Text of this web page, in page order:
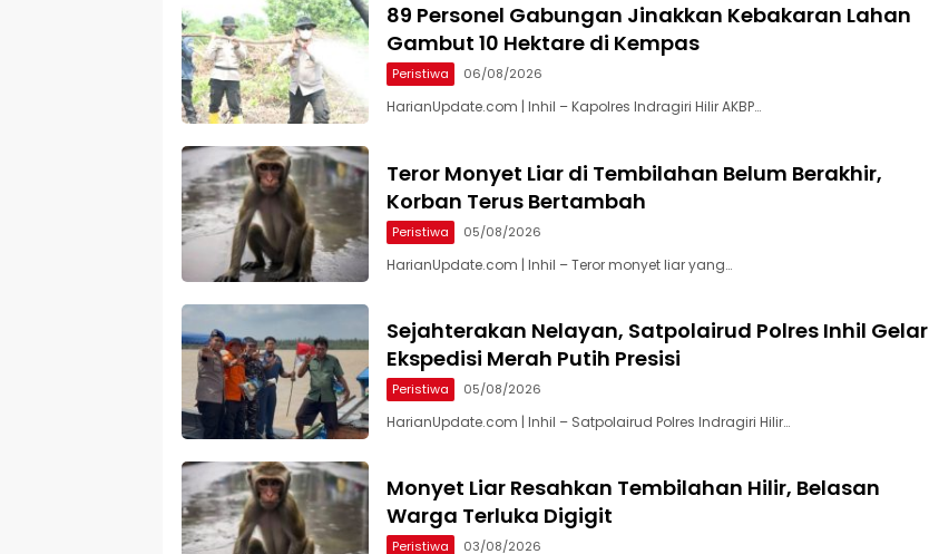
89 Personel Gabungan Jinakkan Kebakaran Lahan
Gambut 10 Hektare di Kempas
Peristiwa 06/08/2026
HarianUpdate.com | Inhil – Kapolres Indragiri Hilir AKBP…
Teror Monyet Liar di Tembilahan Belum Berakhir,
Korban Terus Bertambah
Peristiwa 05/08/2026
HarianUpdate.com | Inhil – Teror monyet liar yang…
Sejahterakan Nelayan, Satpolairud Polres Inhil Gelar
Ekspedisi Merah Putih Presisi
Peristiwa 05/08/2026
HarianUpdate.com | Inhil – Satpolairud Polres Indragiri Hilir…
Monyet Liar Resahkan Tembilahan Hilir, Belasan
Warga Terluka Digigit
Peristiwa 03/08/2026